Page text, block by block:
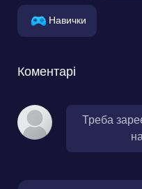
Навички
Коментарі
Треба